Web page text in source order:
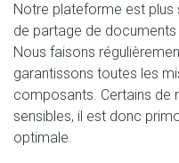
Notre plateforme est plus
de partage de documents
Nous faisons
garantissons toutes les
composants. Certains de
sensibles, il est donc
optimale.